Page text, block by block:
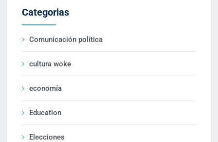
Categorias
Comunicación política
cultura woke
economía
Education
Elecciones